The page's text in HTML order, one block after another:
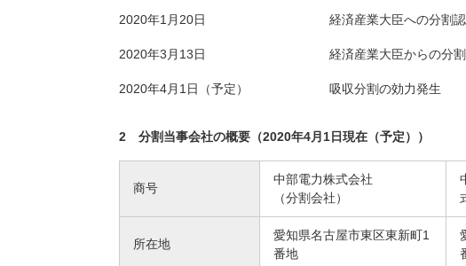
2020年1月20日 経済産業大臣への分割
2020年3月13日 経済産業大臣からの分
2020年4月1日（予定） 吸収分割の効力発生
2 分割当事会社の概要（2020年4月1日現在（予定））
商号
中部電力株式会社
（分割会社）
所在地
愛知県名古屋市東区東新町1
番地